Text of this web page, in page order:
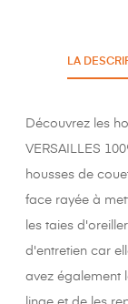
LA
Découvrez les
VERSAILLES
housses de
face rayée à
les taies
d'entretien car
avez également